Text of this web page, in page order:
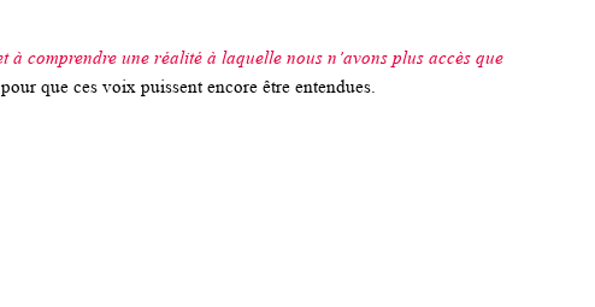
à comprendre une réalité à laquelle nous n’avons plus accès que
que ces voix puissent encore être entendues.